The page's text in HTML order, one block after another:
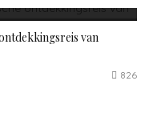
van
826